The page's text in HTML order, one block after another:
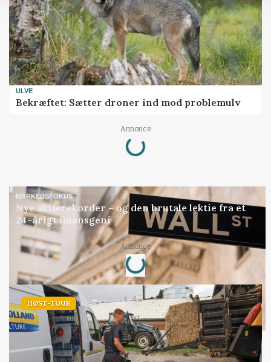
ULVE
Bekræftet: Sætter droner ind mod problemulv
Annonce
Loading...
MARKEDSFOKUS
Nye aktierekorder – og den brutale lektie fra et
24-årigt finansgeni
Annonce
Loading...
HØST-TOUR